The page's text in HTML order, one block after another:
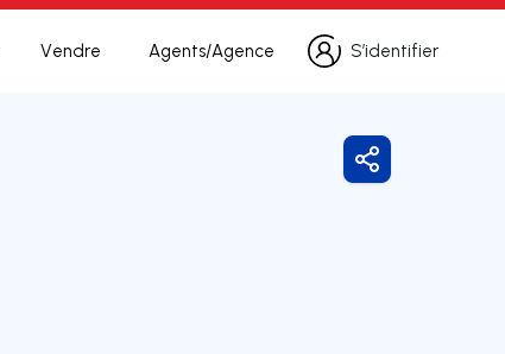
Vendre Agents/Agence
S’identifier
S’identifier
Partager